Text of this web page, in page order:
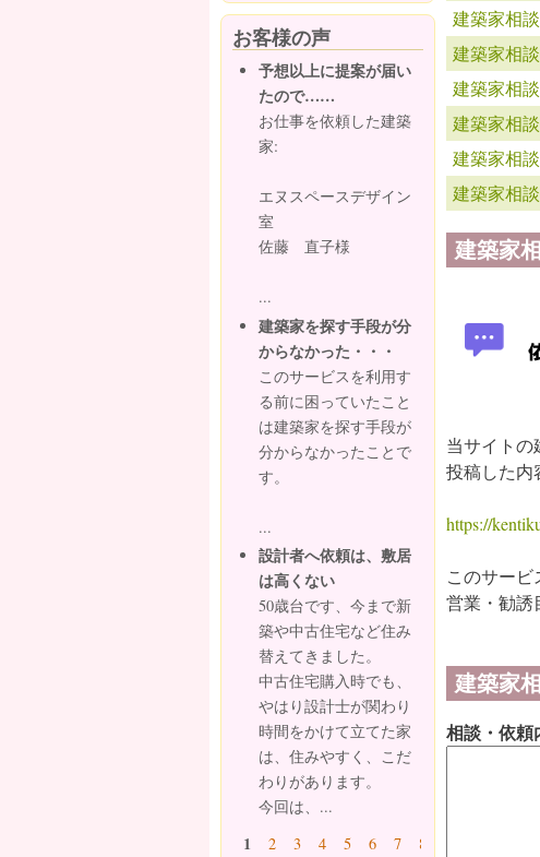
建築家相
建築家相
建築家相
建築家相
建築家相
建築家相
建築家
当サイトの
投稿した内
https://
このサービ
営業・勧誘
建築家
相談・依頼
お客様の声
予想以上に提案が届い
たので……
お仕事を依頼した建築
家:
エヌスペースデザイン
室
佐藤 直子様
...
建築家を探す手段が分
からなかった・・・
このサービスを利用す
る前に困っていたこと
は建築家を探す手段が
分からなかったことで
す。
...
設計者へ依頼は、敷居
は高くない
50歳台です、今まで新
築や中古住宅など住み
替えてきました。
中古住宅購入時でも、
やはり設計士が関わり
時間をかけて立てた家
は、住みやすく、こだ
わりがあります。
今回は、...
ページ
1 2 3 4 5 6 7 8